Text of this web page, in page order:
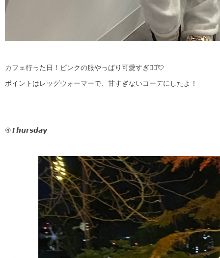
カフェ行った日！ピンクの服やっぱり可愛すぎ🙂‍↕️💘
ポイントはレッグウォーマーで、甘すぎないコーデにしたよ！
④𝙏𝙝𝙪𝙧𝙨𝙙𝙖𝙮